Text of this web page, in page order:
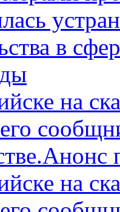
в
на
на